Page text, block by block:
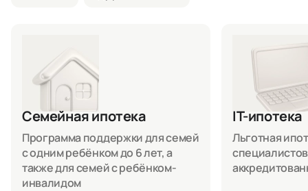
Семейная ипотека
Программа поддержки для семей
с одним ребёнком до 6 лет, а
также для семей с ребёнком-
инвалидом
IT-ипотека
Льготная